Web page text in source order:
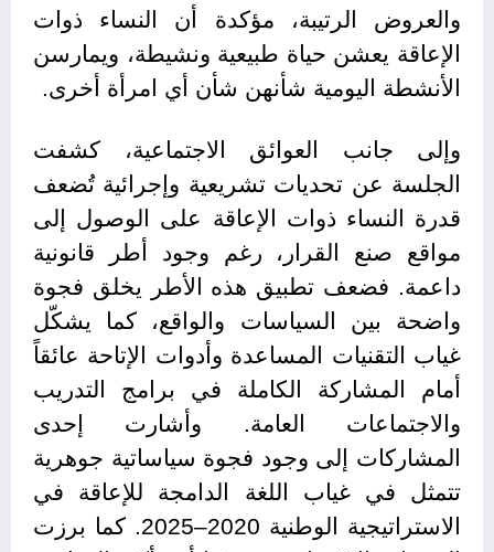
والعروض الرتيبة، مؤكدة أن النساء ذوات
الإعاقة يعشن حياة طبيعية ونشيطة، ويمارسن
الأنشطة اليومية شأنهن شأن أي امرأة أخرى.
وإلى جانب العوائق الاجتماعية، كشفت
الجلسة عن تحديات تشريعية وإجرائية تُضعف
قدرة النساء ذوات الإعاقة على الوصول إلى
مواقع صنع القرار، رغم وجود أطر قانونية
داعمة. فضعف تطبيق هذه الأطر يخلق فجوة
واضحة بين السياسات والواقع، كما يشكّل
غياب التقنيات المساعدة وأدوات الإتاحة عائقاً
أمام المشاركة الكاملة في برامج التدريب
والاجتماعات العامة. وأشارت إحدى
المشاركات إلى وجود فجوة سياساتية جوهرية
تتمثل في غياب اللغة الدامجة للإعاقة في
الاستراتيجية الوطنية 2020–2025. كما برزت